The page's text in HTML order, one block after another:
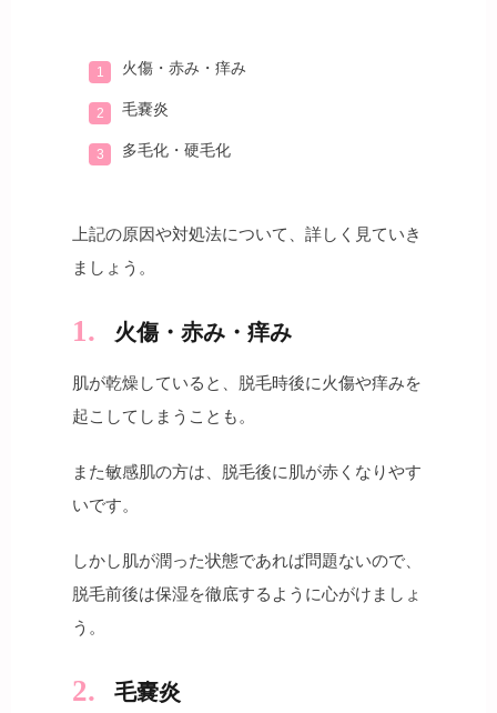
火傷・赤み・痒み
毛嚢炎
多毛化・硬毛化
上記の原因や対処法について、詳しく見ていき
ましょう。
火傷・赤み・痒み
肌が乾燥していると、脱毛時後に火傷や痒みを
起こしてしまうことも。
また敏感肌の方は、脱毛後に肌が赤くなりやす
いです。
しかし肌が潤った状態であれば問題ないので、
脱毛前後は保湿を徹底するように心がけましょ
う。
毛嚢炎